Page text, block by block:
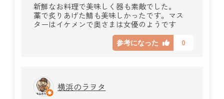
新鮮なお料理で美味しく器も素敵でした。
藁で炙りあげた鯖も美味しかったです。マス
ターはイケメンで奥さまは女優のようです
参考になった 0
横浜のラヲタ